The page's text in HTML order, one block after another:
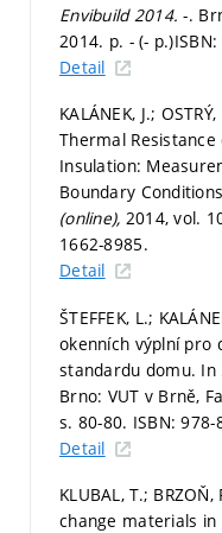
Envibuild 2014.-.
2014. p. - (- p.)
Detail
KALÁNEK, J.;
Thermal
Insulation:
Boundary
(online), 2014, vol.
1662-8985.
Detail
ŠTEFFEK, L.;
okenních výplní pro
standardu domu. In
Brno: VUT v Brně,
s. 80-80. ISBN:
Detail
KLUBAL, T.;
change materials